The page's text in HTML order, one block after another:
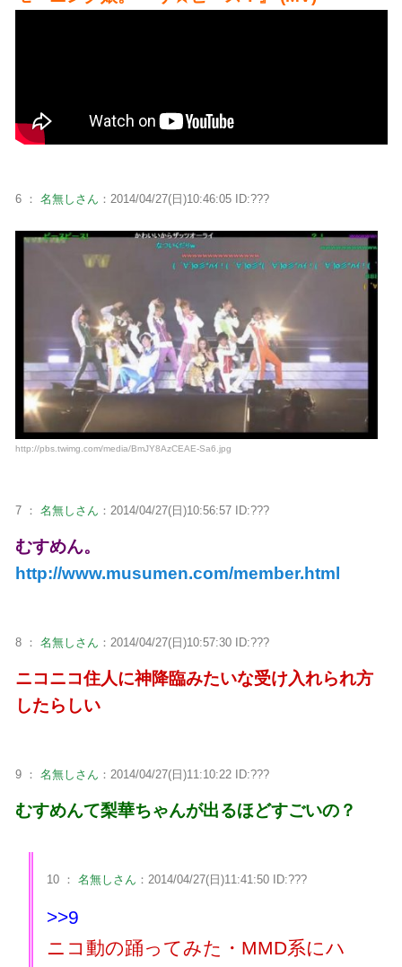
6 ： 名無しさん ：2014/04/27(日)10:46:05 ID:???
http://pbs.twimg.com/media/BmJY8AzCEAE-Sa6.jpg
7 ： 名無しさん ：2014/04/27(日)10:56:57 ID:???
むすめん。
http://www.musumen.com/member.html
8 ： 名無しさん ：2014/04/27(日)10:57:30 ID:???
ニコニコ住人に神降臨みたいな受け入れられ方
したらしい
9 ： 名無しさん ：2014/04/27(日)11:10:22 ID:???
むすめんて梨華ちゃんが出るほどすごいの？
10 ： 名無しさん ：2014/04/27(日)11:41:50 ID:???
>>9
ニコ動の踊ってみた・MMD系にハ